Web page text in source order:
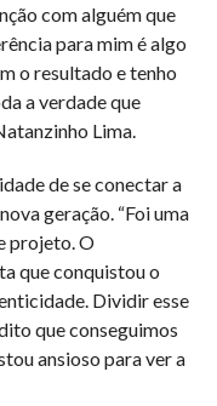
com alguém que
para mim é algo
o resultado e tenho
a verdade que
Lima.
de se conectar a
geração. “Foi uma
projeto. O
que conquistou o
Dividir esse
que conseguimos
ansioso para ver a